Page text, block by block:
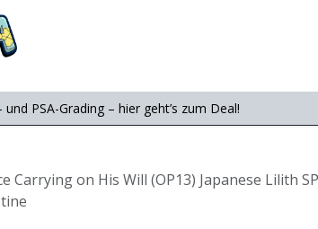
und PSA-Grading – hier geht’s zum Deal!
Carrying on His Will (OP13) Japanese Lilith